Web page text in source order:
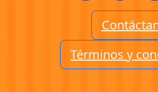
Términos y